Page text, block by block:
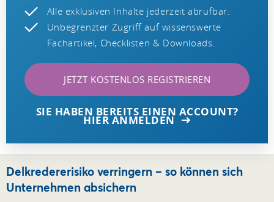
Alle exklusiven Inhalte jederzeit abrufbar.
Unbegrenzter Zugriff auf wissenswerte
Fachartikel, Checklisten & Downloads.
JETZT KOSTENLOS REGISTRIEREN
SIE HABEN BEREITS EINEN ACCOUNT?
HIER ANMELDEN
Delkredererisiko verringern – so können sich
Unternehmen absichern